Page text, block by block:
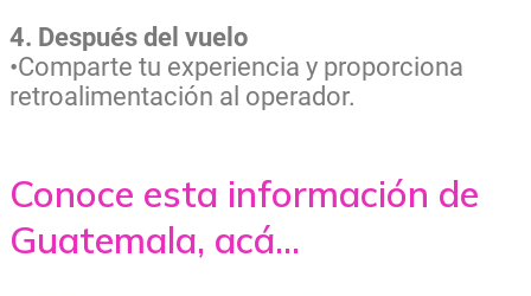
4. Después del vuelo
•Comparte tu experiencia y proporciona
retroalimentación al operador.
Conoce esta información de
Guatemala, acá...